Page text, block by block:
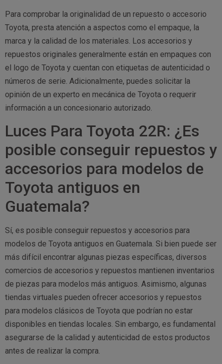
Para comprobar la originalidad de un repuesto o accesorio
Toyota, presta atención a aspectos como el empaque, la
marca y la calidad de los materiales. Los accesorios y
repuestos originales generalmente están en empaques con
el logo de Toyota y cuentan con etiquetas de autenticidad o
números de serie. Adicionalmente, puedes solicitar la
opinión de un experto en mecánica de Toyota o requerir
información a un concesionario autorizado.
Luces Para Toyota 22R: ¿Es
posible conseguir repuestos y
accesorios para modelos de
Toyota antiguos en
Guatemala?
Sí, es posible conseguir repuestos y accesorios para
modelos de Toyota antiguos en Guatemala. Si bien puede ser
más difícil encontrar algunas piezas específicas, diversos
comercios de accesorios y repuestos mantienen inventarios
de piezas para modelos más antiguos. Asimismo, algunas
tiendas virtuales pueden ofrecer accesorios y repuestos
para modelos clásicos de Toyota que podrían no estar
disponibles en tiendas locales. Sin embargo, es fundamental
asegurarse de la calidad y autenticidad de estos productos
antes de realizar la compra.